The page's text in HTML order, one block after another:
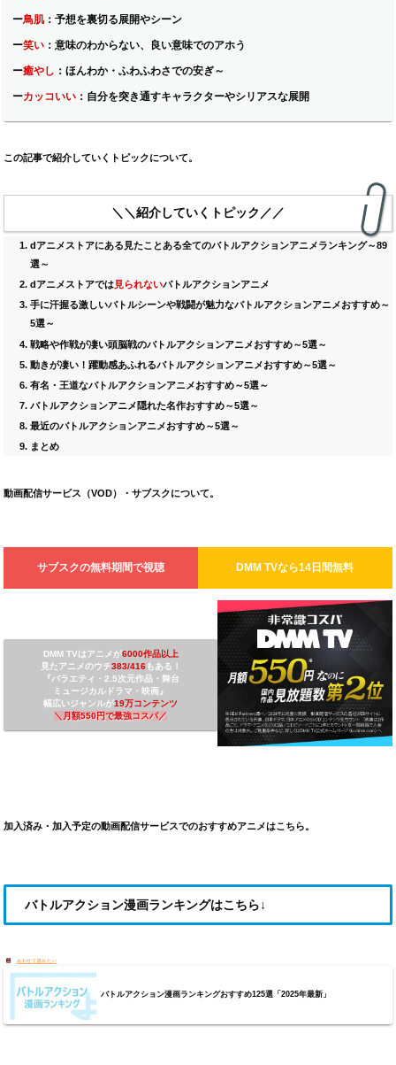
ー鳥肌：予想を裏切る展開やシーン
ー笑い ：意味のわからない、良い意味でのアホう
ー癒やし ：ほんわか・ふわふわさでの安ぎ～
ーカッコいい ： 自分を突き通すキャラクターやシリアスな展開
この記事で紹介していくトピックについて。
＼＼紹介していくトピック／／
dアニメストアにある見たことある全てのバトルアクションアニメランキング～89
選～
dアニメストアでは見られないバトルアクションアニメ
手に汗握る激しいバトルシーンや戦闘が魅力なバトルアクションアニメおすすめ～
5選～
戦略や作戦が凄い頭脳戦のバトルアクションアニメおすすめ～5選～
動きが凄い！躍動感あふれるバトルアクションアニメおすすめ～5選～
有名・王道なバトルアクションアニメおすすめ～5選～
バトルアクションアニメ隠れた名作おすすめ～5選～
最近のバトルアクションアニメおすすめ～5選～
まとめ
動画配信サービス（VOD）・サブスクについて。
サブスクの無料期間で視聴 DMM TVなら14日間無料
DMM TVはアニメが6000作品以上
見たアニメのウチ383/416もある！
『バラエティ・2.5次元作品・舞台
ミュージカルドラマ・映画』
幅広いジャンルが19万コンテンツ
＼ 月額550円で最強コスパ／
加入済み・加入予定の動画配信サービスでのおすすめアニメはこちら。
バトルアクション漫画ランキングはこちら↓
バトルアクション漫画ランキングおすすめ125選「2025年最新」